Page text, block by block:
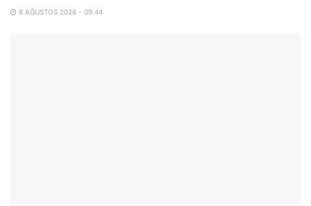
8 AĞUSTOS 2026 - 09:44